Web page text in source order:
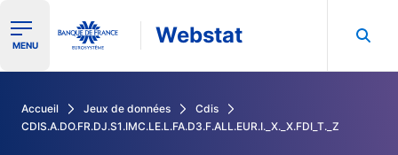
Ouvrir le menu de navigation
MENU Webstat
Accueil Jeux de données
Cdis
CDIS.A.DO.FR.DJ.S1.IMC.LE.L.FA.D3.F.ALL.EUR.I._X._X.FDI_T._Z